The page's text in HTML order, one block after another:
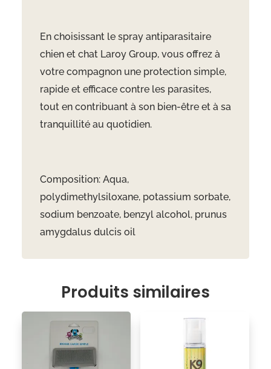
En choisissant le spray antiparasitaire
chien et chat Laroy Group, vous offrez à
votre compagnon une protection simple,
rapide et efficace contre les parasites,
tout en contribuant à son bien-être et à sa
tranquillité au quotidien.
Composition: Aqua,
polydimethylsiloxane, potassium sorbate,
sodium benzoate, benzyl alcohol, prunus
amygdalus dulcis oil
Produits similaires